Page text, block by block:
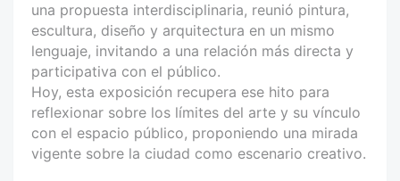
una propuesta interdisciplinaria, reunió pintura,
escultura, diseño y arquitectura en un mismo
lenguaje, invitando a una relación más directa y
participativa con el público.
Hoy, esta exposición recupera ese hito para
reflexionar sobre los límites del arte y su vínculo
con el espacio público, proponiendo una mirada
vigente sobre la ciudad como escenario creativo.